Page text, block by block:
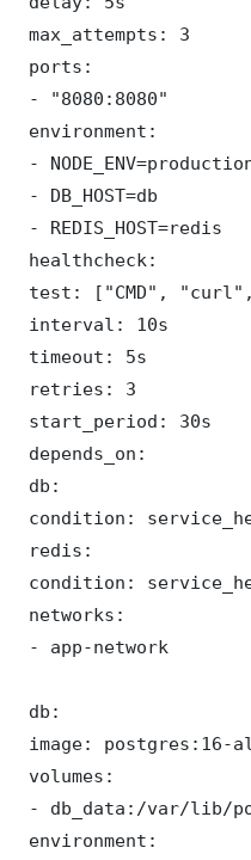
max_attempts: 3
ports:
- "8080:8080"
environment:
-
- DB_HOST=db
- REDIS_HOST=redis
healthcheck:
test: ["CMD",
interval: 10s
timeout: 5s
retries: 3
start_period: 30s
depends_on:
db:
condition:
redis:
condition:
networks:
- app-network
db:
image: postgres:16-
volumes:
- db_data:/var/lib/
environment: